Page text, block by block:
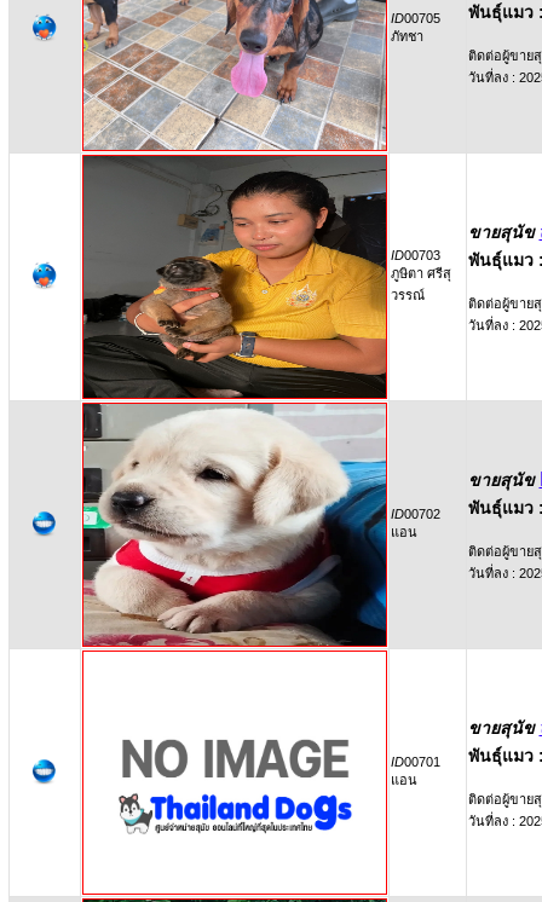
ID00705
ภัทชา
พันธุ์แมว
ติดต่อผู้ขาย
วันที่ลง :
ID00703
ภูษิตา ศรีสุ
วรรณ์
ขายสุนัข
พันธุ์แมว
ติดต่อผู้ขาย
วันที่ลง :
ID00702
แอน
ขายสุนัข
พันธุ์แมว
ติดต่อผู้ขาย
วันที่ลง :
ID00701
แอน
ขายสุนัข
พันธุ์แมว
ติดต่อผู้ขาย
วันที่ลง :